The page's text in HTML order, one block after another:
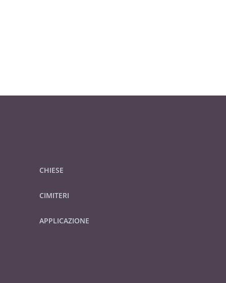
CHIESE
CIMITERI
APPLICAZIONE